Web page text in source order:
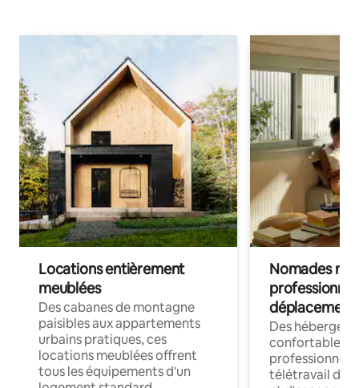
Locations entièrement
meublées
Des cabanes de montagne
paisibles aux appartements
urbains pratiques, ces
locations meublées offrent
tous les équipements d'un
Nomades
déplacement
Des
confortables
professionnels
télétravail